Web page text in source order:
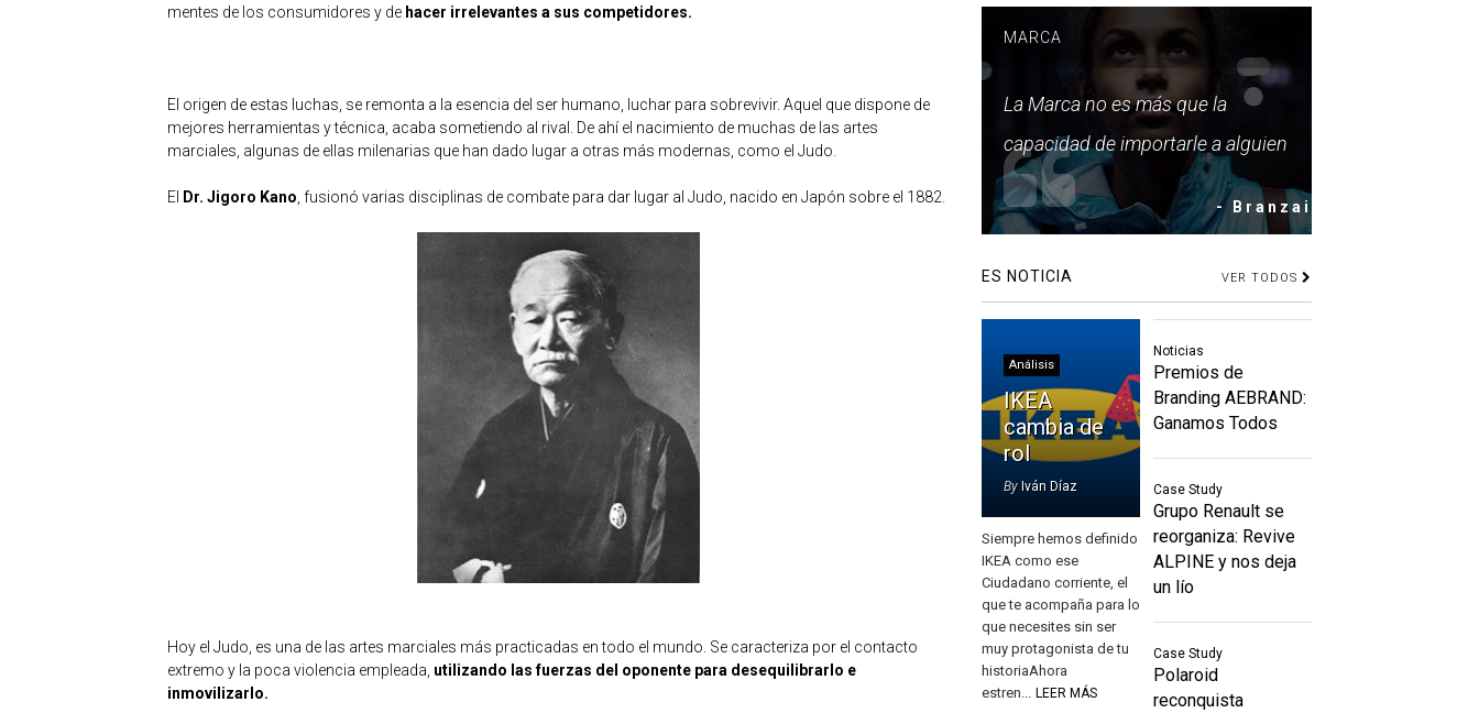
mentes de los consumidores y de hacer irrelevantes a sus competidores.
El origen de estas luchas, se remonta a la esencia del ser humano, luchar para sobrevivir. Aquel que dispone de
mejores herramientas y técnica, acaba sometiendo al rival. De ahí el nacimiento de muchas de las artes
marciales, algunas de ellas milenarias que han dado lugar a otras más modernas, como el Judo.
El Dr. Jigoro Kano , fusionó varias disciplinas de combate para dar lugar al Judo, nacido en Japón sobre el 1882.
Hoy el Judo, es una de las artes marciales más practicadas en todo el mundo. Se caracteriza por el contacto
extremo y la poca violencia empleada, utilizando las fuerzas del oponente para desequilibrarlo e
inmovilizarlo.
MARCA
La Marca no es más que la
capacidad de importarle a alguien
- Branzai
ES NOTICIA VER TODOS
Análisis
IKEA
cambia de
rol
By Iván Díaz
Siempre hemos definido
IKEA como ese
Ciudadano corriente, el
que te acompaña para lo
que necesites sin ser
muy protagonista de tu
historiaAhora
estren...
LEER MÁS
Noticias
Premios de
Branding AEBRAND:
Ganamos Todos
Case Study
Grupo Renault se
reorganiza: Revive
ALPINE y nos deja
un lío
Case Study
Polaroid
reconquista